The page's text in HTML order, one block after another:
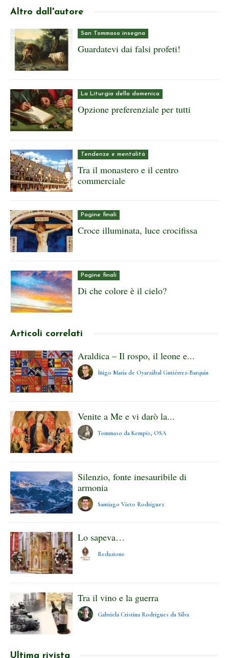
Altro dall'autore
San Tommaso insegna
Guardatevi dai falsi profeti!
La Liturgia della domenica
Opzione preferenziale per tutti
Tendenze e mentalità
Tra il monastero e il centro
commerciale
Pagine finali
Croce illuminata, luce crocifissa
Pagine finali
Di che colore è il cielo?
Articoli correlati
Araldica – Il rospo, il leone e...
Íñigo María de Oyarzábal Gutiérrez-Barquín
Venite a Me e vi darò la...
Tommaso da Kempis, OSA
Silenzio, fonte inesauribile di
armonia
Santiago Vieto Rodríguez
Lo sapeva…
Redazione
Tra il vino e la guerra
Gabriela Cristina Rodrigues da Silva
Ultima rivista